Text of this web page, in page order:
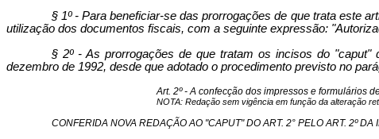
§ 1º - Para beneficiar-se das prorrogações de que trata este
utilização dos documentos fiscais, com a seguinte expressão:
§ 2º - As prorrogações de que tratam os incisos do
dezembro de 1992, desde que adotado o procedimento previsto no
Art. 2º - A confecção dos impressos e formulários
NOTA: Redação sem vigência em função da alteração
CONFERIDA NOVA REDAÇÃO AO "CAPUT" DO ART. 2° PELO ART. 2º